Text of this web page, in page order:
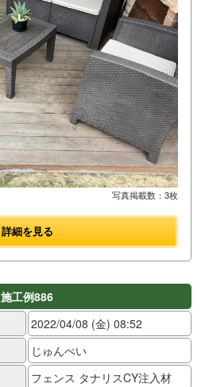
写真掲載数：3枚
詳細を見る
施工例886
2022/04/08 (金) 08:52
じゅんぺい
フェンス タナリスCY注入材